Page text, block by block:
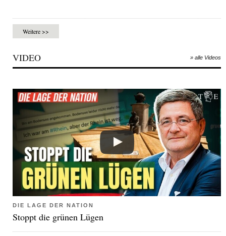
Weitere >>
VIDEO » alle Videos
DIE LAGE DER NATION
Stoppt die grünen Lügen